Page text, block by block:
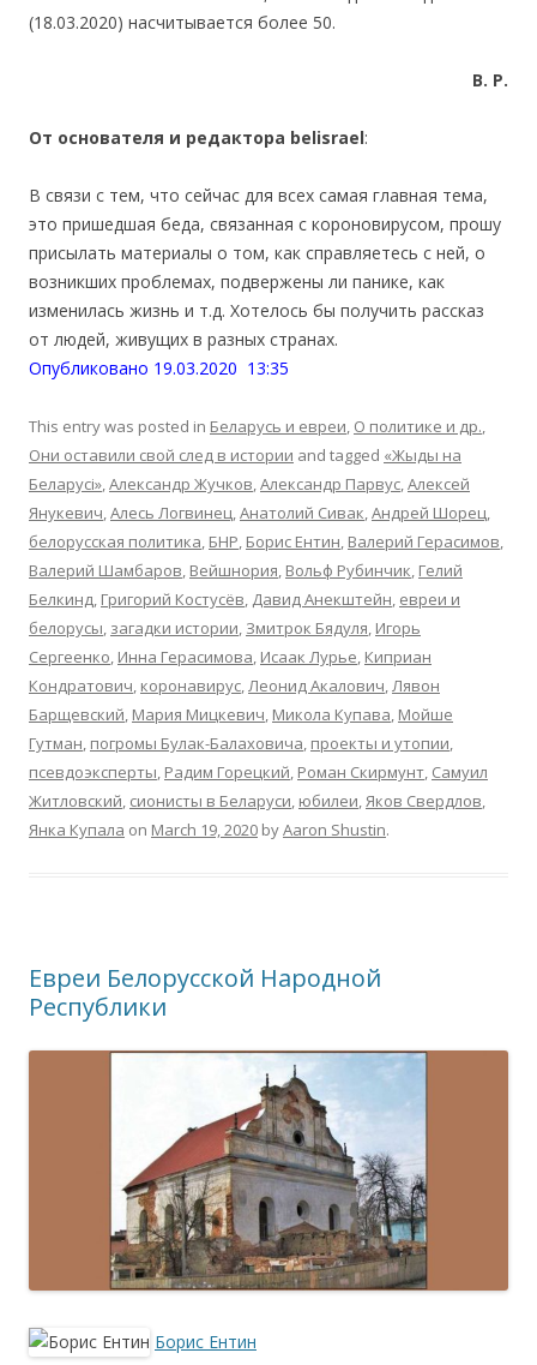
(18.03.2020) насчитывается более 50.
В. Р.
От основателя и редактора belisrael:
В связи с тем, что сейчас для всех самая главная тема,
это пришедшая беда, связанная с короновирусом, прошу
присылать материалы о том, как справляетесь с ней, о
возникших проблемах, подвержены ли панике, как
изменилась жизнь и т.д. Хотелось бы получить рассказ
от людей, живущих в разных странах.
Опубликовано 19.03.2020 13:35
This entry was posted in Беларусь и евреи, О политике и др.,
Они оставили свой след в истории and tagged «Жыды на
Беларусі»,Александр Жучков,Александр Парвус,Алексей
Янукевич,Алесь Логвинец,Анатолий Сивак,Андрей Шорец,
белорусская политика, БНР, Борис Ентин, Валерий Герасимов,
Валерий Шамбаров, Вейшнория, Вольф Рубинчик, Гелий
Белкинд, Григорий Костусёв, Давид Анекштейн, евреи и
белорусы, загадки истории, Змитрок Бядуля, Игорь
Сергеенко, Инна Герасимова, Исаак Лурье, Киприан
Кондратович, коронавирус,Леонид Акалович,Лявон
Барщевский, Мария Мицкевич, Микола Купава, Мойше
Гутман, погромы Булак-Балаховича, проекты и утопии,
псевдоэксперты, Радим Горецкий, Роман Скирмунт, Самуил
Житловский, сионисты в Беларуси, юбилеи,Яков Свердлов,
Янка Купала on March 19, 2020 byAaron Shustin.
Евреи Белорусской Народной
Республики
Борис Ентин